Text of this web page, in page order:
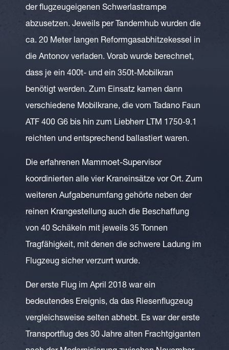
der flugzeugeigenen Schwerlastrampe
abzusetzen. Jeweils per Tandemhub wurden die
ca. 20 Meter langen Reformgasabhitzekessel in
die Antonov verladen. Vorab wurde berechnet,
dass je ein 400t- und ein 350t-Mobilkran
benötigt werden. Zum Einsatz kamen dann
verschiedene Mobilkrane, die vom Tadano Faun
ATF 400 G6 bis hin zum Liebherr LTM 1750-9.1
reichten und entsprechend ballastiert waren.
Die erfahrenen Mammoet-Supervisor
koordinierten alle vier Kraneinsätze vor Ort. Zum
weiteren Aufgabenumfang gehörte neben der
reinen Krangestellung auch die Beschaffung
von 40 Schäkeln mit jeweils 35 Tonnen
Tragfähigkeit, mit denen die schwere Ladung im
Flugzeug sicher verzurrt wurde.
Der erste Flug im April 2018 war ein
bedeutendes Ereignis, da das Riesenflugzeug
vergleichsweise selten abhebt. Es war der erste
Transportflug des 30 Jahre alten Frachtgiganten